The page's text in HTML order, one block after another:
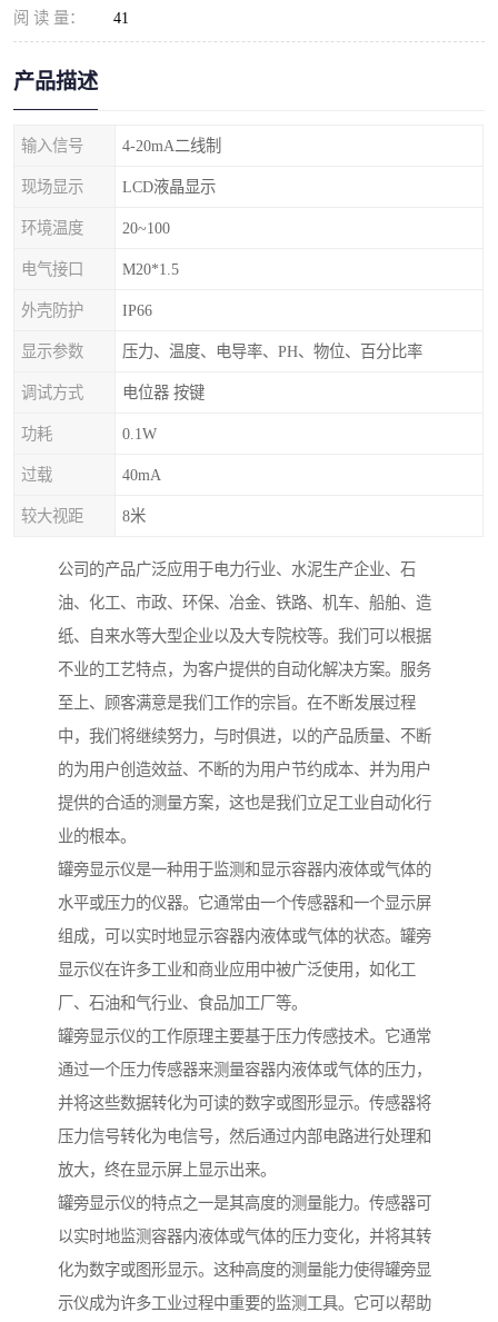
阅 读 量： 41
产品描述
输入信号 4-20mA二线制
现场显示 LCD液晶显示
环境温度 20~100
电气接口 M20*1.5
外壳防护 IP66
显示参数 压力、温度、电导率、PH、物位、百分比率
调试方式 电位器 按键
功耗 0.1W
过载 40mA
较大视距 8米
公司的产品广泛应用于电力行业、水泥生产企业、石
油、化工、市政、环保、冶金、铁路、机车、船舶、造
纸、自来水等大型企业以及大专院校等。我们可以根据
不业的工艺特点，为客户提供的自动化解决方案。服务
至上、顾客满意是我们工作的宗旨。在不断发展过程
中，我们将继续努力，与时俱进，以的产品质量、不断
的为用户创造效益、不断的为用户节约成本、并为用户
提供的合适的测量方案，这也是我们立足工业自动化行
业的根本。
罐旁显示仪是一种用于监测和显示容器内液体或气体的
水平或压力的仪器。它通常由一个传感器和一个显示屏
组成，可以实时地显示容器内液体或气体的状态。罐旁
显示仪在许多工业和商业应用中被广泛使用，如化工
厂、石油和气行业、食品加工厂等。
罐旁显示仪的工作原理主要基于压力传感技术。它通常
通过一个压力传感器来测量容器内液体或气体的压力，
并将这些数据转化为可读的数字或图形显示。传感器将
压力信号转化为电信号，然后通过内部电路进行处理和
放大，终在显示屏上显示出来。
罐旁显示仪的特点之一是其高度的测量能力。传感器可
以实时地监测容器内液体或气体的压力变化，并将其转
化为数字或图形显示。这种高度的测量能力使得罐旁显
示仪成为许多工业过程中重要的监测工具。它可以帮助